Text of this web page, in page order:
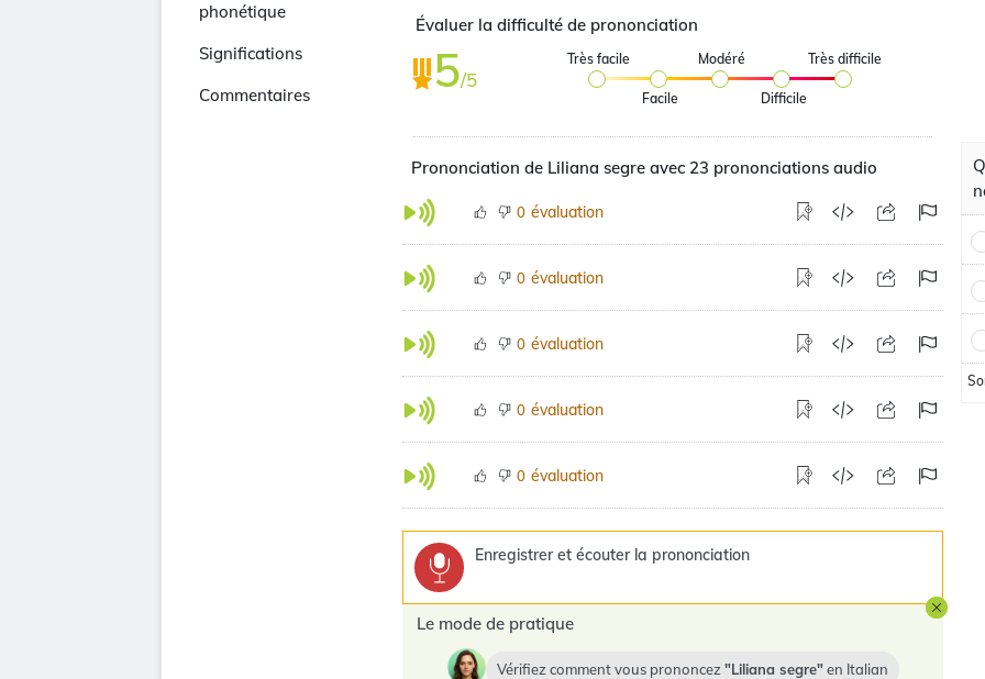
phonétique
Significations
Commentaires
Évaluer la difficulté de prononciation
5/5
Très facile
Facile
Modéré
Difficile
Très difficile
Prononciation de Liliana segre avec 23 prononciations audio
0 évaluation
0 évaluation
0 évaluation
0 évaluation
0 évaluation
Enregistrer et écouter la prononciation
Le mode de pratique
Vérifiez comment vous prononcez Liliana segre en Italian